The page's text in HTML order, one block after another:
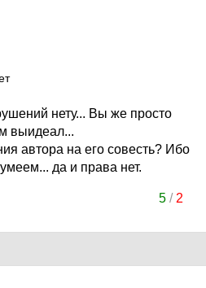
нету... Вы же просто
выидеал...
автора на его совесть? Ибо
да и права нет.
5/ 2